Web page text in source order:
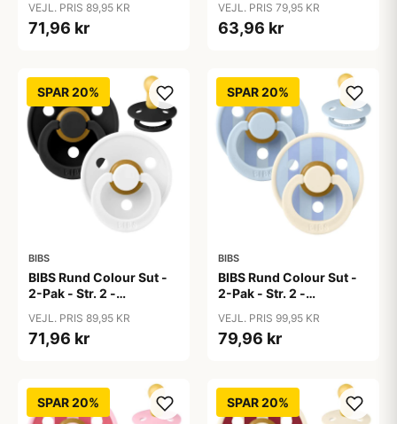
Blue/Baby Blue
VEJL. PRIS 89,95 KR
71,96 kr
Pink/Bubblegum
VEJL. PRIS 79,95 KR
63,96 kr
SPAR 20%
BIBS
BIBS Rund Colour Sut -
2-Pak - Str. 2 -
Black/White
VEJL. PRIS 89,95 KR
71,96 kr
SPAR 20%
BIBS
BIBS Rund Colour Sut -
2-Pak - Str. 2 -
Studio - Baby Blue/Dusty
Blue Mix
VEJL. PRIS 99,95 KR
79,96 kr
SPAR 20% SPAR 20%